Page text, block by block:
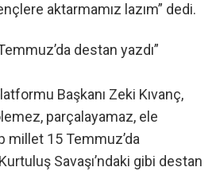
aktarmamız lazım” dedi.
destan yazdı”
Başkanı Zeki Kıvanç,
parçalayamaz, ele
millet 15 Temmuz’da
Savaşı’ndaki gibi destan